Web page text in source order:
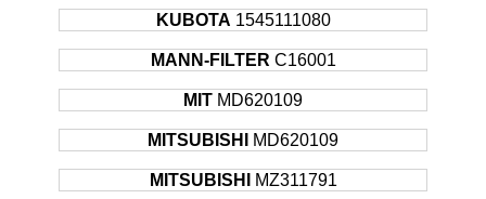
1981
TOYOTA CRESSIDA
1981
SEDAN
CRESSIDA
1982 -
1984
TOYOTA CROWN
1980 -
1983
SEDAN
KUBOTA 1545111080
MANN-FILTER C16001
MIT MD620109
MITSUBISHI MD620109
MITSUBISHI MZ311791